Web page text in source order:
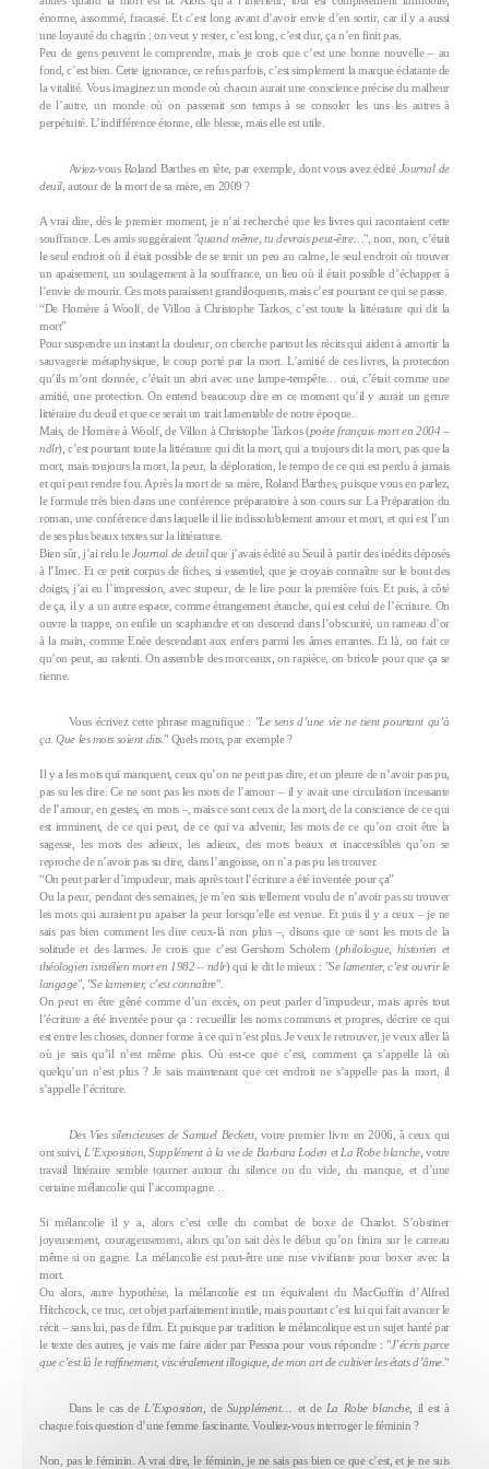
énorme, assommé, fracassé. Et c’est long avant d’avoir envie d’en sortir, car il y a aussi
une loyauté du chagrin : on veut y rester, c’est long, c’est dur, ça n’en finit pas.
Peu de gens peuvent le comprendre, mais je crois que c’est une bonne nouvelle – au
fond, c’est bien. Cette ignorance, ce refus parfois, c’est simplement la marque éclatante de
la vitalité. Vous imaginez un monde où chacun aurait une conscience précise du malheur
de l’autre, un monde où on passerait son temps à se consoler les uns les autres à
perpétuité. L’indifférence étonne, elle blesse, mais elle est utile.
Aviez-vous Roland Barthes en tête, par exemple, dont vous avez édité Journal de
deuil, autour de la mort de sa mère, en 2009 ?
A vrai dire, dès le premier moment, je n’ai recherché que les livres qui racontaient cette
souffrance. Les amis suggéraient "quand même, tu devrais peut-être…", non, non, c’était
le seul endroit où il était possible de se tenir un peu au calme, le seul endroit où trouver
un apaisement, un soulagement à la souffrance, un lieu où il était possible d’échapper à
l’envie de mourir. Ces mots paraissent grandiloquents, mais c’est pourtant ce qui se passe.
“De Homère à Woolf, de Villon à Christophe Tarkos, c’est toute la littérature qui dit la
mort”
Pour suspendre un instant la douleur, on cherche partout les récits qui aident à amortir la
sauvagerie métaphysique, le coup porté par la mort. L’amitié de ces livres, la protection
qu’ils m’ont donnée, c’était un abri avec une lampe-tempête… oui, c’était comme une
amitié, une protection. On entend beaucoup dire en ce moment qu’il y aurait un genre
littéraire du deuil et que ce serait un trait lamentable de notre époque.
Mais, de Homère à Woolf, de Villon à Christophe Tarkos (poète français mort en 2004 –
ndlr), c’est pourtant toute la littérature qui dit la mort, qui a toujours dit la mort, pas que la
mort, mais toujours la mort, la peur, la déploration, le tempo de ce qui est perdu à jamais
et qui peut rendre fou. Après la mort de sa mère, Roland Barthes, puisque vous en parlez,
le formule très bien dans une conférence préparatoire à son cours sur La Préparation du
roman, une conférence dans laquelle il lie indissolublement amour et mort, et qui est l’un
de ses plus beaux textes sur la littérature.
Bien sûr, j’ai relu leJournal de deuilque j’avais édité au Seuil à partir des inédits déposés
à l’Imec. Et ce petit corpus de fiches, si essentiel, que je croyais connaître sur le bout des
doigts, j’ai eu l’impression, avec stupeur, de le lire pour la première fois. Et puis, à côté
de ça, il y a un autre espace, comme étrangement étanche, qui est celui de l’écriture. On
ouvre la trappe, on enfile un scaphandre et on descend dans l’obscurité, un rameau d’or
à la main, comme Enée descendant aux enfers parmi les âmes errantes. Et là, on fait ce
qu’on peut, au ralenti. On assemble des morceaux, on rapièce, on bricole pour que ça se
tienne.
Vous écrivez cette phrase magnifique : "Le sens d’une vie ne tient pourtant qu’à
ça. Que les mots soient dits." Quels mots, par exemple ?
Il y a les mots qui manquent, ceux qu’on ne peut pas dire, et on pleure de n’avoir pas pu,
pas su les dire. Ce ne sont pas les mots de l’amour – il y avait une circulation incessante
de l’amour, en gestes, en mots –, mais ce sont ceux de la mort, de la conscience de ce qui
est imminent, de ce qui peut, de ce qui va advenir, les mots de ce qu’on croit être la
sagesse, les mots des adieux, les adieux, des mots beaux et inaccessibles qu’on se
reproche de n’avoir pas su dire, dans l’angoisse, on n’a pas pu les trouver.
“On peut parler d’impudeur, mais après tout l’écriture a été inventée pour ça”
Ou la peur, pendant des semaines, je m’en suis tellement voulu de n’avoir pas su trouver
les mots qui auraient pu apaiser la peur lorsqu’elle est venue. Et puis il y a ceux – je ne
sais pas bien comment les dire ceux-là non plus –, disons que ce sont les mots de la
solitude et des larmes. Je crois que c’est Gershom Scholem (philologue, historien et
théologien israélien mort en 1982 – ndlr) qui le dit le mieux : "Se lamenter, c’est ouvrir le
langage", "Se lamenter, c’est connaître".
On peut en être gêné comme d’un excès, on peut parler d’impudeur, mais après tout
l’écriture a été inventée pour ça : recueillir les noms communs et propres, décrire ce qui
est entre les choses, donner forme à ce qui n’est plus. Je veux le retrouver, je veux aller là
où je sais qu’il n’est même plus. Où est-ce que c’est, comment ça s’appelle là où
quelqu’un n’est plus ? Je sais maintenant que cet endroit ne s’appelle pas la mort, il
s’appelle l’écriture.
Des Vies silencieuses de Samuel Beckett, votre premier livre en 2006, à ceux qui
ont suivi, L’Exposition ,Supplément à la vie de Barbara Loden et La Robe blanche, votre
travail littéraire semble tourner autour du silence ou du vide, du manque, et d’une
certaine mélancolie qui l’accompagne…
Si mélancolie il y a, alors c’est celle du combat de boxe de Charlot. S’obstiner
joyeusement, courageusement, alors qu’on sait dès le début qu’on finira sur le carreau
même si on gagne. La mélancolie est peut-être une ruse vivifiante pour boxer avec la
mort.
Ou alors, autre hypothèse, la mélancolie est un équivalent du MacGuffin d’Alfred
Hitchcock, ce truc, cet objet parfaitement inutile, mais pourtant c’est lui qui fait avancer le
récit – sans lui, pas de film. Et puisque par tradition le mélancolique est un sujet hanté par
le texte des autres, je vais me faire aider par Pessoa pour vous répondre : "J’écris parce
que c’est là le raffinement, viscéralement illogique, de mon art de cultiver les états d’âme."
Dans le cas de L’Exposition , de Supplément… et de La Robe blanche, il est à
chaque fois question d’une femme fascinante. Vouliez-vous interroger le féminin ?
Non, pas le féminin. A vrai dire, le féminin, je ne sais pas bien ce que c’est, et je ne suis